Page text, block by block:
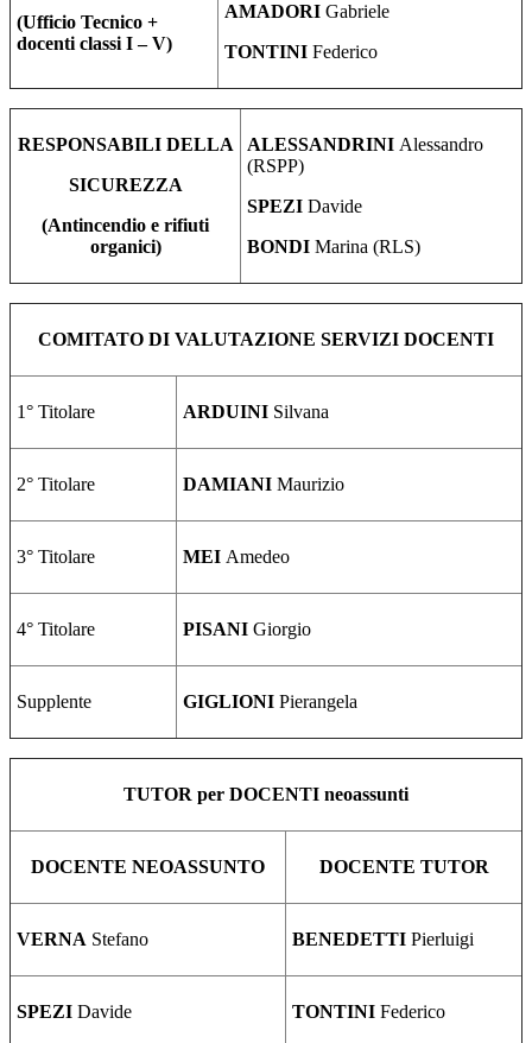
(Ufficio Tecnico +
docenti classi I – V)
AMADORI Gabriele
TONTINI Federico
RESPONSABILI DELLA
SICUREZZA
(Antincendio e rifiuti
organici)
ALESSANDRINI Alessandro
(RSPP)
SPEZI Davide
BONDI Marina (RLS)
COMITATO DI VALUTAZIONE SERVIZI DOCENTI
1° Titolare ARDUINI Silvana
2° Titolare DAMIANI Maurizio
3° Titolare MEI Amedeo
4° Titolare PISANI Giorgio
Supplente GIGLIONI Pierangela
TUTOR per DOCENTI neoassunti
DOCENTE NEOASSUNTO DOCENTE TUTOR
VERNA Stefano BENEDETTI Pierluigi
SPEZI Davide TONTINI Federico